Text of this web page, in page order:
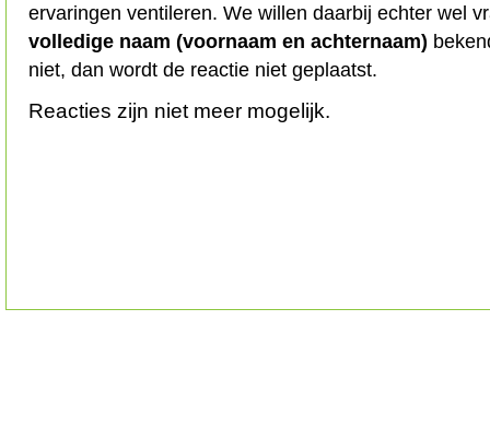
ervaringen ventileren. We willen daarbij echter wel
volledige naam (voornaam en achternaam)
niet, dan wordt de reactie niet geplaatst.
Reacties zijn niet meer mogelijk.